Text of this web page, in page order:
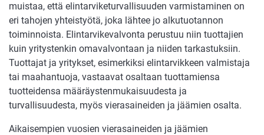
muistaa, että elintarviketurvallisuuden varmistaminen on
eri tahojen yhteistyötä, joka lähtee jo alkutuotannon
toiminnoista. Elintarvikevalvonta perustuu niin tuottajien
kuin yritystenkin omavalvontaan ja niiden tarkastuksiin.
Tuottajat ja yritykset, esimerkiksi elintarvikkeen valmistaja
tai maahantuoja, vastaavat osaltaan tuottamiensa
tuotteidensa määräystenmukaisuudesta ja
turvallisuudesta, myös vierasaineiden ja jäämien osalta.
Aikaisempien vuosien vierasaineiden ja jäämien